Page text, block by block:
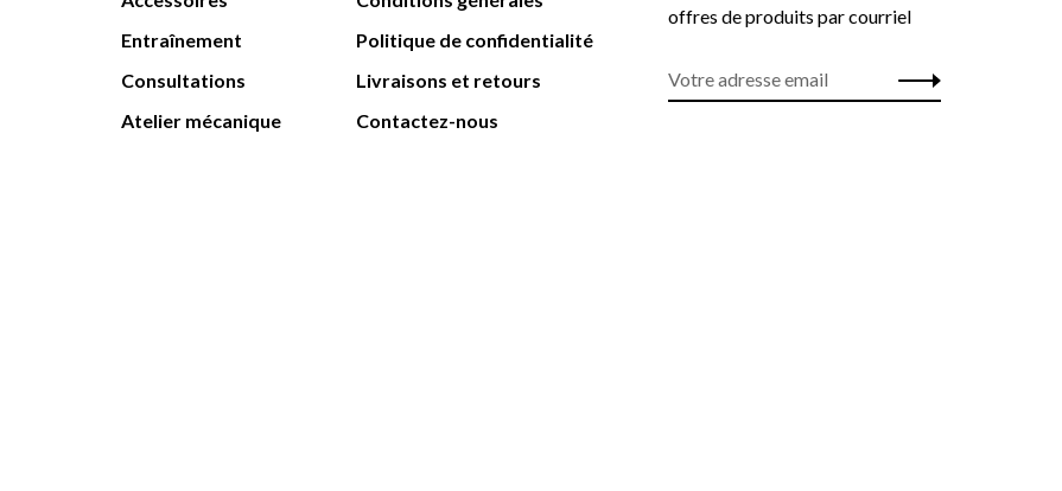
Entraînement
Consultations
Atelier mécanique
Politique de confidentialité
Livraisons et retours
Contactez-nous
offres de produits par courriel